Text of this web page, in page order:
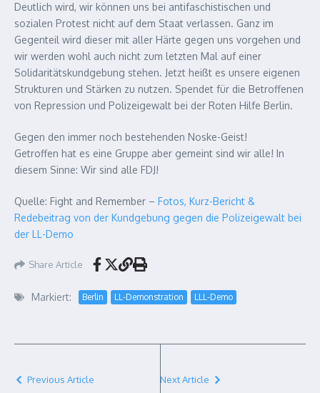
Deutlich wird, wir können uns bei antifaschistischen und
sozialen Protest nicht auf dem Staat verlassen. Ganz im
Gegenteil wird dieser mit aller Härte gegen uns vorgehen und
wir werden wohl auch nicht zum letzten Mal auf einer
Solidaritätskundgebung stehen. Jetzt heißt es unsere eigenen
Strukturen und Stärken zu nutzen. Spendet für die Betroffenen
von Repression und Polizeigewalt bei der Roten Hilfe Berlin.
Gegen den immer noch bestehenden Noske-Geist!
Getroffen hat es eine Gruppe aber gemeint sind wir alle! In
diesem Sinne: Wir sind alle FDJ!
Quelle: Fight and Remember – Fotos, Kurz-Bericht &
Redebeitrag von der Kundgebung gegen die Polizeigewalt bei
der LL-Demo
Share Article
Markiert: Berlin LL-Demonstration LLL-Demo
Previous Article Next Article